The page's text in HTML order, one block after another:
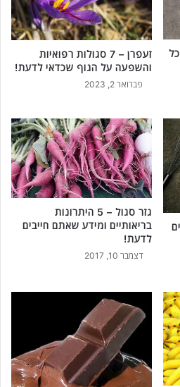
שכל
זעפרן – 7 סגולות רפואיות
והשפעה על הגוף שכדאי לדעת!
פברואר 2, 2023
גזר סגול – 5 היתרונות
בריאותיים ומידע שאתם חייבים
לדעת!
דצמבר 10, 2017